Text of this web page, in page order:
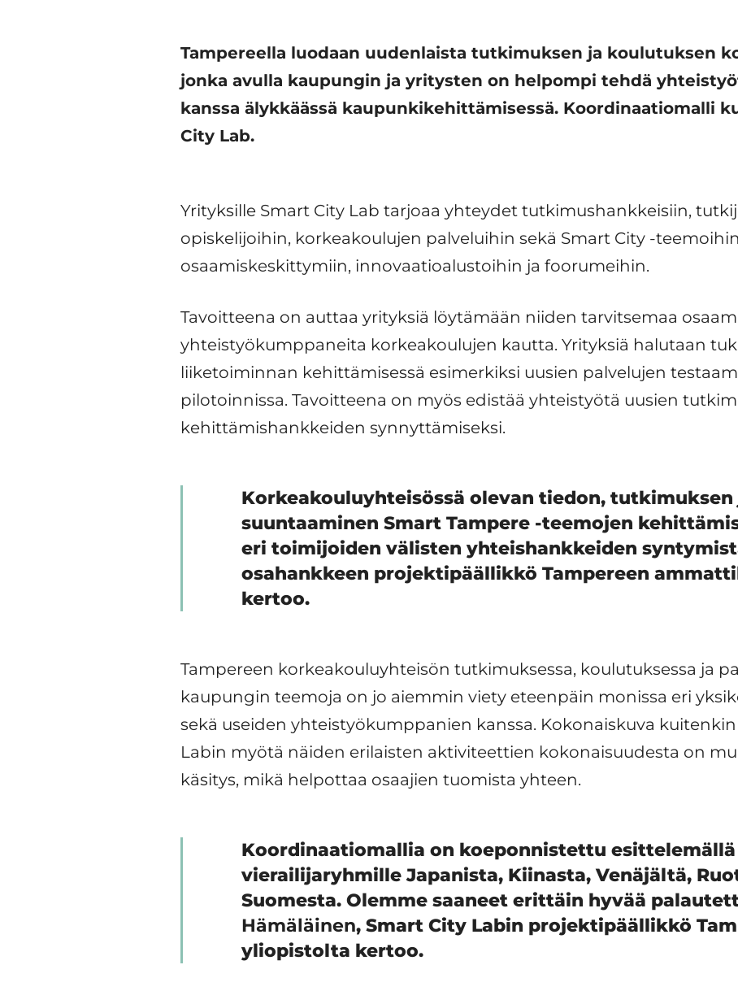
Tampereella luodaan uudenlaista tutkimuksen ja koulutuksen
jonka avulla kaupungin ja yritysten on helpompi tehdä
kanssa älykkäässä kaupunkikehittämisessä. Koordinaatiomalli
City Lab.
Yrityksille Smart City Lab tarjoaa yhteydet tutkimushankkeisiin,
opiskelijoihin, korkeakoulujen palveluihin sekä Smart City -
osaamiskeskittymiin, innovaatioalustoihin ja foorumeihin.
Tavoitteena on auttaa yrityksiä löytämään niiden tarvitsemaa
yhteistyökumppaneita korkeakoulujen kautta. Yrityksiä halutaan
liiketoiminnan kehittämisessä esimerkiksi uusien palvelujen
pilotoinnissa. Tavoitteena on myös edistää yhteistyötä uusien
kehittämishankkeiden synnyttämiseksi.
Korkeakouluyhteisössä olevan tiedon, tutkimuksen
suuntaaminen Smart Tampere -teemojen
eri toimijoiden välisten yhteishankkeiden
osahankkeen projektipäällikkö Tampereen
kertoo.
Tampereen korkeakouluyhteisön tutkimuksessa, koulutuksessa ja
kaupungin teemoja on jo aiemmin viety eteenpäin monissa eri
sekä useiden yhteistyökumppanien kanssa. Kokonaiskuva
Labin myötä näiden erilaisten aktiviteettien kokonaisuudesta on
käsitys, mikä helpottaa osaajien tuomista yhteen.
Koordinaatiomallia on koeponnistettu esittelemällä
vierailijaryhmille Japanista, Kiinasta, Venäjältä,
Suomesta. Olemme saaneet erittäin hyvää
Hämäläinen, Smart City Labin projektipäällikkö
yliopistolta kertoo.